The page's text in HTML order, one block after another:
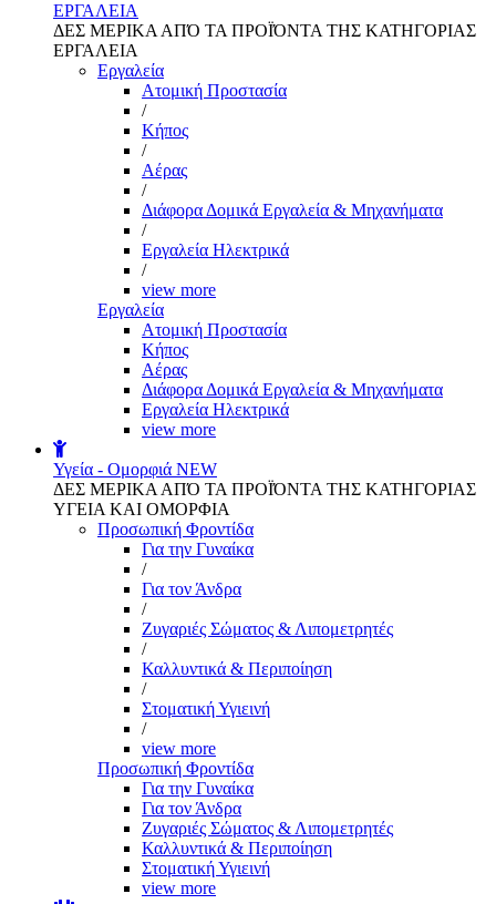
ΕΡΓΑΛΕΙΑ
ΔΕΣ ΜΕΡΙΚΑ ΑΠΌ ΤΑ ΠΡΟΪΌΝΤΑ ΤΗΣ ΚΑΤΗΓΟΡΙΑΣ
ΕΡΓΑΛΕΙΑ
Εργαλεία
Aτομική Προστασία
/
Kήπος
/
Αέρας
/
Διάφορα Δομικά Εργαλεία & Μηχανήματα
/
Εργαλεία Ηλεκτρικά
/
view more
Εργαλεία
Aτομική Προστασία
Kήπος
Αέρας
Διάφορα Δομικά Εργαλεία & Μηχανήματα
Εργαλεία Ηλεκτρικά
view more
Υγεία - Ομορφιά NEW
ΔΕΣ ΜΕΡΙΚΑ ΑΠΌ ΤΑ ΠΡΟΪΌΝΤΑ ΤΗΣ ΚΑΤΗΓΟΡΙΑΣ
ΥΓΕΙΑ ΚΑΙ ΟΜΟΡΦΙΑ
Προσωπική Φροντίδα
Για την Γυναίκα
/
Για τον Άνδρα
/
Ζυγαριές Σώματος & Λιπομετρητές
/
Καλλυντικά & Περιποίηση
/
Στοματική Υγιεινή
/
view more
Προσωπική Φροντίδα
Για την Γυναίκα
Για τον Άνδρα
Ζυγαριές Σώματος & Λιπομετρητές
Καλλυντικά & Περιποίηση
Στοματική Υγιεινή
view more